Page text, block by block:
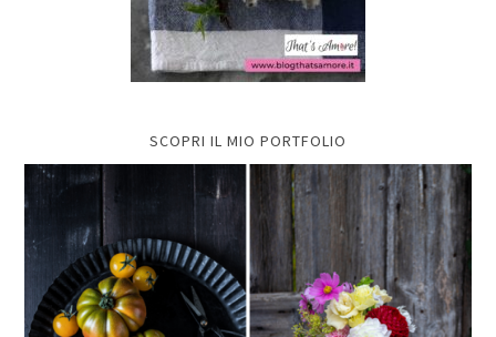
SCOPRI IL MIO PORTFOLIO